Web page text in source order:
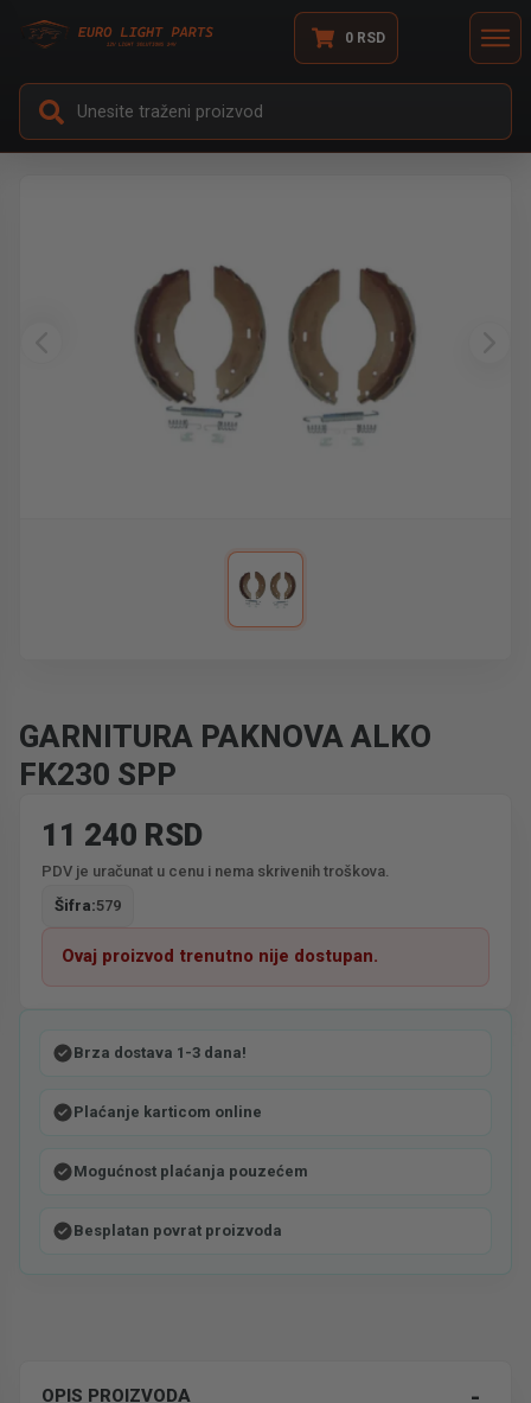
0 RSD
GARNITURA PAKNOVA ALKO
FK230 SPP
11 240 RSD
PDV je uračunat u cenu i nema skrivenih troškova.
Šifra:579
Ovaj proizvod trenutno nije dostupan.
Brza dostava 1-3 dana!
Plaćanje karticom online
Mogućnost plaćanja pouzećem
Besplatan povrat proizvoda
OPIS PROIZVODA